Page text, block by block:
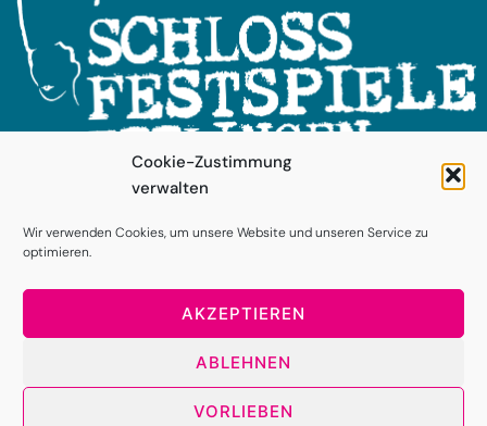
Cookie-Zustimmung
verwalten
Wir verwenden Cookies, um unsere Website und unseren Service zu
optimieren.
AKZEPTIEREN
ABLEHNEN
VORLIEBEN
FOLGEN SIE UNS!